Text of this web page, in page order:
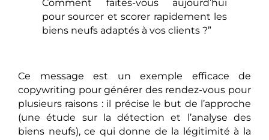
Comment faites-vous aujourd’hui
pour sourcer et scorer rapidement les
biens neufs adaptés à vos clients ?”
Ce message est un exemple efficace de
copywriting pour générer des rendez-vous pour
plusieurs raisons : il précise le but de l’approche
(une étude sur la détection et l’analyse des
biens neufs), ce qui donne de la légitimité à la